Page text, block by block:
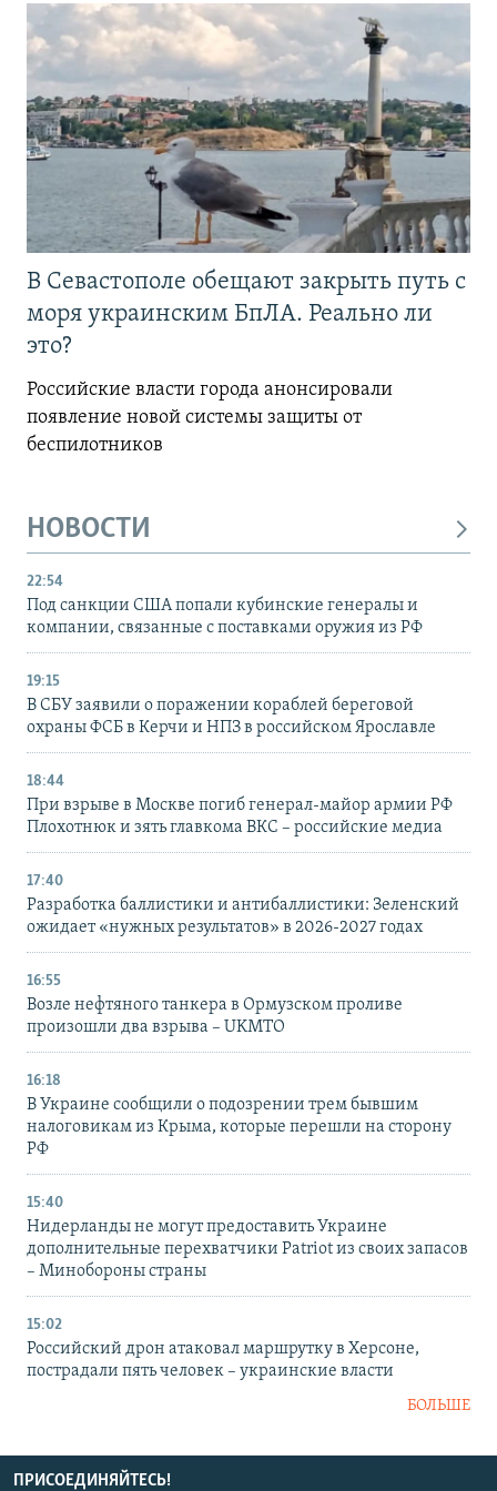
В Севастополе обещают закрыть путь с
моря украинским БпЛА. Реально ли
это?
Российские власти города анонсировали
появление новой системы защиты от
беспилотников
НОВОСТИ
22:54
Под санкции США попали кубинские генералы и
компании, связанные с поставками оружия из РФ
19:15
В СБУ заявили о поражении кораблей береговой
охраны ФСБ в Керчи и НПЗ в российском Ярославле
18:44
При взрыве в Москве погиб генерал-майор армии РФ
Плохотнюк и зять главкома ВКС – российские медиа
17:40
Разработка баллистики и антибаллистики: Зеленский
ожидает «нужных результатов» в 2026-2027 годах
16:55
Возле нефтяного танкера в Ормузском проливе
произошли два взрыва – UKMTO
16:18
В Украине сообщили о подозрении трем бывшим
налоговикам из Крыма, которые перешли на сторону
РФ
15:40
Нидерланды не могут предоставить Украине
дополнительные перехватчики Patriot из своих запасов
– Минобороны страны
15:02
Российский дрон атаковал маршрутку в Херсоне,
пострадали пять человек – украинские власти
БОЛЬШЕ
ПРИСОЕДИНЯЙТЕСЬ!